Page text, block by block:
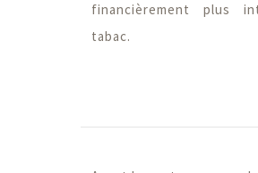
financièrement plus
tabac.